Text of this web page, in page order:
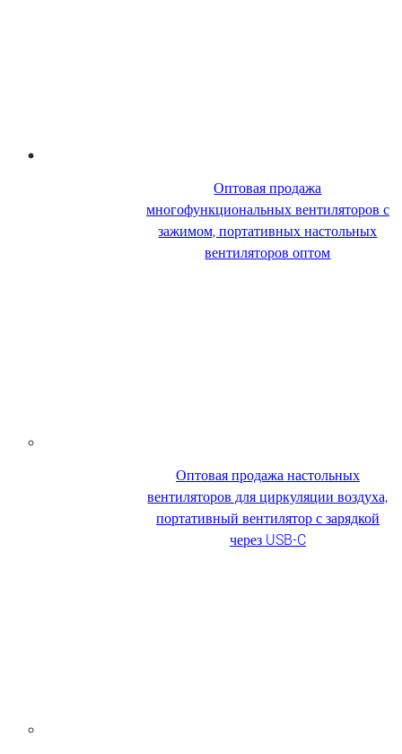
Оптовая продажа
многофункциональных вентиляторов с
зажимом, портативных настольных
вентиляторов оптом
Оптовая продажа настольных
вентиляторов для циркуляции воздуха,
портативный вентилятор с зарядкой
через USB-C